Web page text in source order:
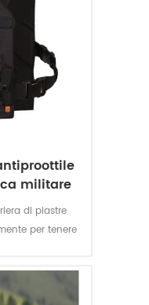
militare
di piastre
per tenere